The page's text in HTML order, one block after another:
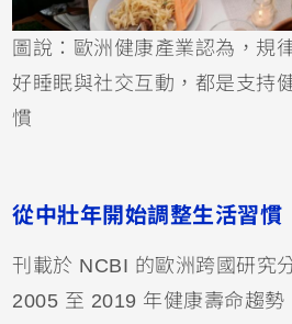
圖說：歐洲健康產業認為，規
好睡眠與社交互動，都是支持
慣
從中壯年開始調整生活習慣
刊載於 NCBI 的歐洲跨國研究
2005 至 2019 年健康壽命趨勢